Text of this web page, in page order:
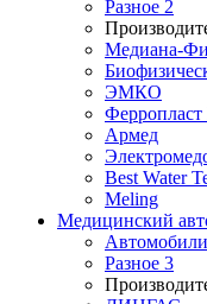
Разное 2
Медиана-
ЭМКО
Армед
Best Water
Meling
Медицинский
Разное 3